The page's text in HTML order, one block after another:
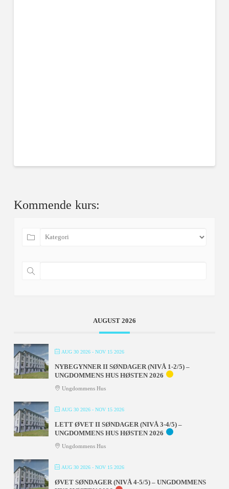
Kommende kurs:
AUGUST 2026
AUG 30 2026- NOV 15 2026
NYBEGYNNER II SØNDAGER (NIVÅ 1-2/5) –
UNGDOMMENS HUS HØSTEN 2026
Ungdommens Hus
AUG 30 2026- NOV 15 2026
LETT ØVET II SØNDAGER (NIVÅ 3-4/5) –
UNGDOMMENS HUS HØSTEN 2026
Ungdommens Hus
AUG 30 2026- NOV 15 2026
ØVET SØNDAGER (NIVÅ 4-5/5) – UNGDOMMENS